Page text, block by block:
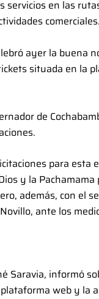
en las
ayer la buena
situada en la
de
para esta
y la
además, con el
ante los
Saravia, informó
web y la